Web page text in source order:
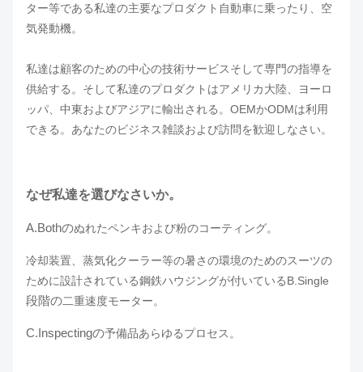
ター等である私達の主要なプロダクト 自動車に乗ったり、 空
気発動機。
私達は顧客のための中心の技術サービスそして専門の指導を
供給する。そして私達のプロダクトはアメリカ大陸、ヨーロ
ッパ、中東およびアジアに輸出される。OEMかODMは利用
できる。あなたのビジネス雑談および訪問を歓迎しなさい。
なぜ私達を選びなさいか。
A.Bothのぬれたペンキおよび粉のコーティング。
冷却装置、蒸気化クーラー等の暑さの環境のためのスーツの
ために設計されている鋼鉄ハウジングが付いているB.Single
段階の二重速度モーター。
C.Inspectingの予備品あらゆるプロセス。